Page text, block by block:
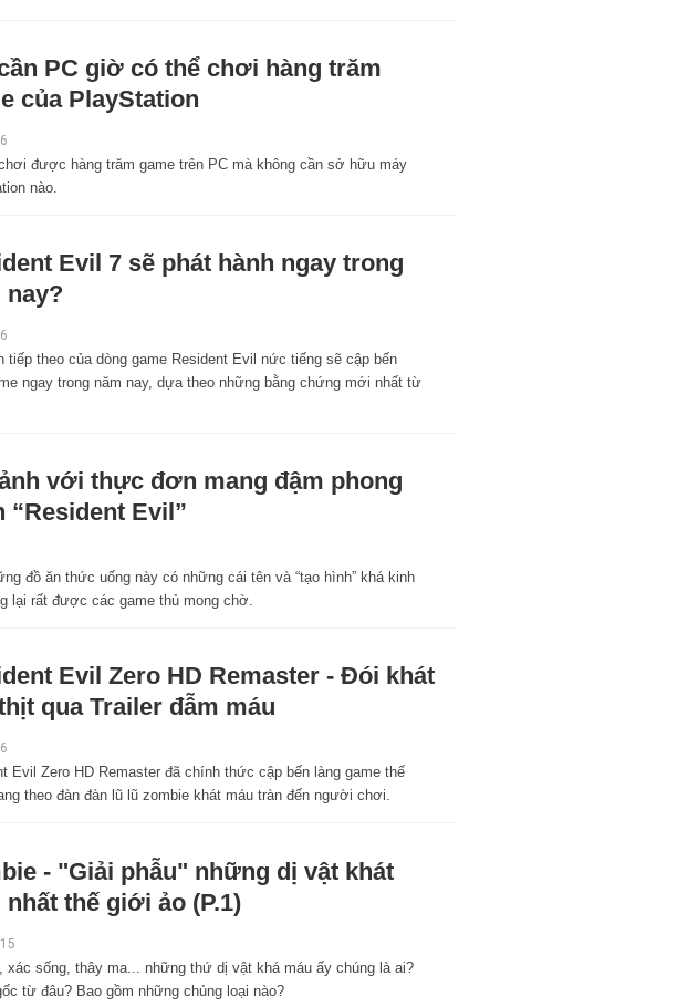
PC giờ có thể chơi hàng trăm
của PlayStation
được hàng trăm game trên PC mà không cần sở hữu máy
nào.
Evil 7 sẽ phát hành ngay trong
nay?
tiếp theo của dòng game Resident Evil nức tiếng sẽ cập bến
ngay trong năm nay, dựa theo những bằng chứng mới nhất từ
với thực đơn mang đậm phong
“Resident Evil”
đồ ăn thức uống này có những cái tên và “tạo hình” khá kinh
lại rất được các game thủ mong chờ.
Evil Zero HD Remaster - Đói khát
qua Trailer đẫm máu
Evil Zero HD Remaster đã chính thức cập bến làng game thế
theo đàn đàn lũ lũ zombie khát máu tràn đến người chơi.
- "Giải phẫu" những dị vật khát
nhất thế giới ảo (P.1)
xác sống, thây ma... những thứ dị vật khá máu ấy chúng là ai?
từ đâu? Bao gồm những chủng loại nào?